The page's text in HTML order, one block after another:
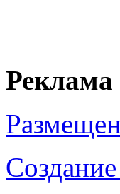
Реклама